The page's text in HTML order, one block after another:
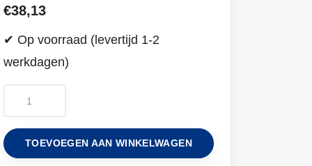
€38,13
✔ Op voorraad (levertijd 1-2
werkdagen)
TOEVOEGEN AAN WINKELWAGEN